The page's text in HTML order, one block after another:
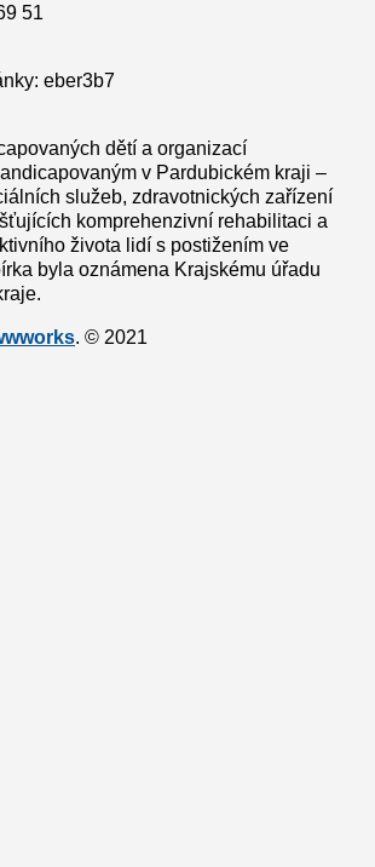
51
eber3b7
dětí a organizací
v Pardubickém kraji –
služeb, zdravotnických zařízení
komprehenzivní rehabilitaci a
života lidí s postižením ve
byla oznámena Krajskému úřadu
. © 2021